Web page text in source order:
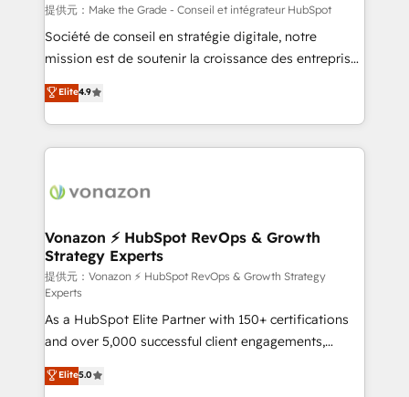
tableaux de bord - Onboarding, audit &
optimisation - Intégrations métiers (ERP, téléphonie,
e-commerce) - Formation & accompagnement au
et grandes entreprises en France et à l'international,
dans des secteurs variés : SaaS, immobilier,
提供元：Make the Grade - Conseil et intégrateur HubSpot
Société de conseil en stratégie digitale, notre
mission est de soutenir la croissance des entreprises
B2B à travers l’acquisition de nouveaux clients,
l'intégration CRM et le développement des revenus
auprès de vos comptes existants. En France et à
l'international, nous travaillons avec des ETI
delà d’une simple transformation digitale et des
➤ L’intégration de CRM et de méthodologie RevOps
pour aligner les équipes marketing, commerciales et
support client (data migration, synchronisation API,
audit et maintenance) ➤ La création de sites internet
de conversion qui transforment les visiteurs en
opportunités d'affaires ➤ La mise en place de
stratégies d'acquisition marketing (SEO, SEA,
inbound, automatisation marketing, ABM, IA,
Elite4.9
Vonazon ⚡ HubSpot RevOps & Growth
Strategy Experts
提供元：Vonazon ⚡ HubSpot RevOps & Growth Strategy
Experts
As a HubSpot Elite Partner with 150+ certifications
and over 5,000 successful client engagements,
Vonazon turns marketing complexity into
measurable, scalable growth. From onboarding to
Elite5.0